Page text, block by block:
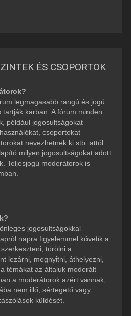
ÉS CSOPORTOK
legmagasabb rangú és jogú
karban. A fórum minden
például jogosultságokat
csoportokat
nevezhetnek ki stb. attól
milyen jogosultságokat adott
Teljesjogú moderátorok is
jogosultságokkal
napra figyelemmel követik a
törölni a
lezárni, megnyitni, áthelyezni,
témákat az általuk moderált
a moderátorok azért vannak,
nem illő, sértegető vagy
küldését.